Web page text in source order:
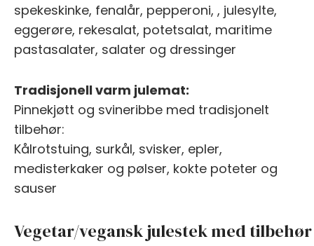
spekeskinke, fenalår, pepperoni, , julesylte,
eggerøre, rekesalat, potetsalat, maritime
pastasalater, salater og dressinger
Tradisjonell varm julemat:
Pinnekjøtt og svineribbe med tradisjonelt
tilbehør:
Kålrotstuing, surkål, svisker, epler,
medisterkaker og pølser, kokte poteter og
sauser
Vegetar/vegansk julestek med tilbehør